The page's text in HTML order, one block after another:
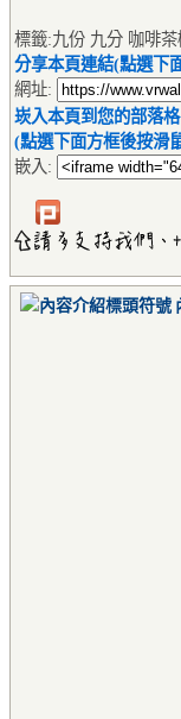
標籤:九份 九分 咖啡茶
分享本頁連結(點選下
網址:
崁入本頁到您的部落
(點選下面方框後按滑
嵌入: